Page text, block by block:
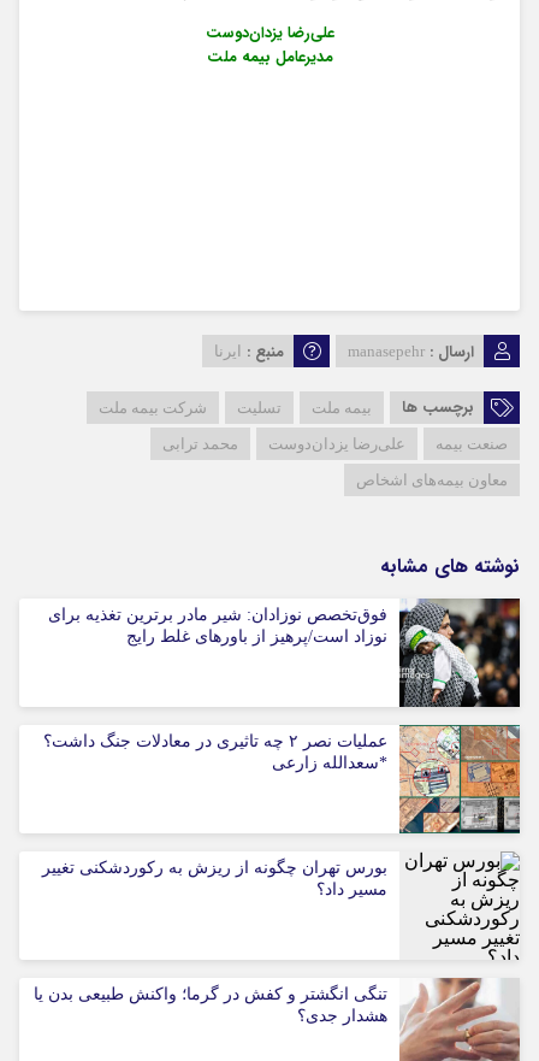
علی‌رضا یزدان‌دوست
مدیرعامل بیمه ملت
ارسال : manasepehr منبع : ایرنا
برچسب ها بیمه ملت تسلیت
شرکت بیمه ملت
صنعت بیمه
علی‌رضا یزدان‌دوست
محمد ترابی
معاون بیمه‌های اشخاص
نوشته های مشابه
فوق‌تخصص نوزادان: شیر مادر برترین تغذیه برای
نوزاد است/پرهیز از باورهای غلط رایج
عملیات نصر ۲ چه تاثیری در معادلات جنگ داشت؟
*سعدالله زارعی
بورس تهران چگونه از ریزش به رکوردشکنی تغییر
مسیر داد؟
تنگی انگشتر و کفش در گرما؛ واکنش طبیعی بدن یا
هشدار جدی؟